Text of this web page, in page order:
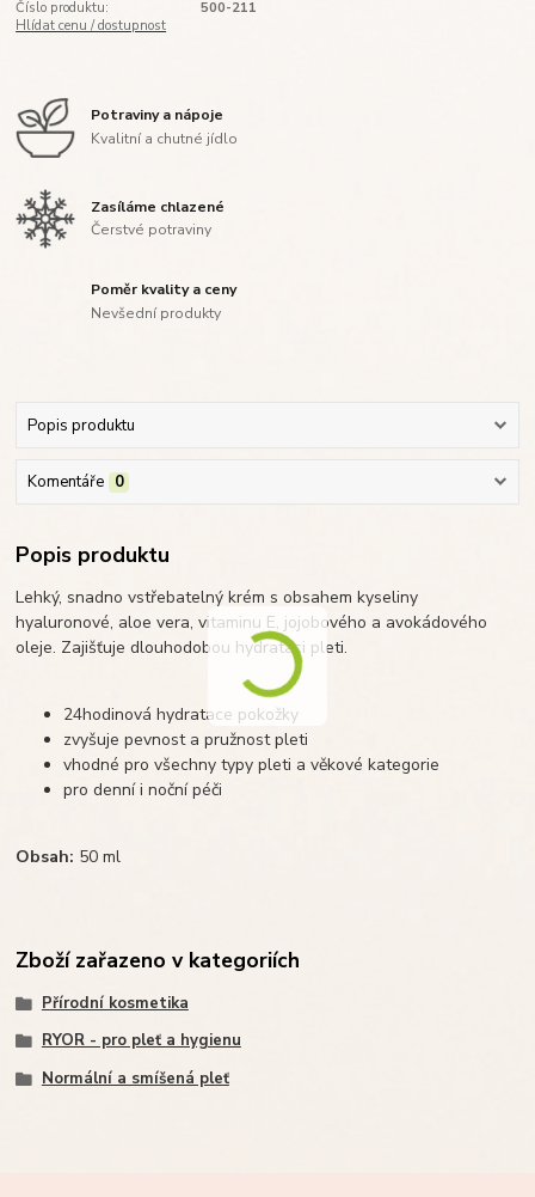
Číslo produktu:
500-211
Hlídat cenu / dostupnost
Potraviny a nápoje
Kvalitní a chutné jídlo
Zasíláme chlazené
Čerstvé potraviny
Poměr kvality a ceny
Nevšední produkty
Popis produktu
Komentáře 0
Popis produktu
Lehký, snadno vstřebatelný krém s obsahem kyseliny
hyaluronové, aloe vera, vitaminu E, jojobového a avokádového
oleje. Zajišťuje dlouhodobou hydrataci pleti.
24hodinová hydratace pokožky
zvyšuje pevnost a pružnost pleti
vhodné pro všechny typy pleti a věkové kategorie
pro denní i noční péči
Obsah: 50 ml
Zboží zařazeno v kategoriích
Přírodní kosmetika
RYOR - pro pleť a hygienu
Normální a smíšená pleť